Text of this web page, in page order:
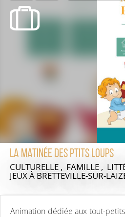
La matinée des Ptits Loups
CULTURELLE , FAMILLE ,
JEUXÀ BRETTEVILLE-SUR-
Animation dédiée aux tout-